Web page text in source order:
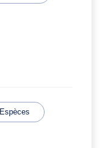
Espèces